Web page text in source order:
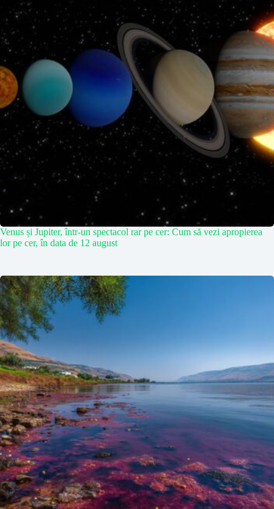
Venus și Jupiter, într-un spectacol rar pe cer: Cum să vezi apropierea
lor pe cer, în data de 12 august